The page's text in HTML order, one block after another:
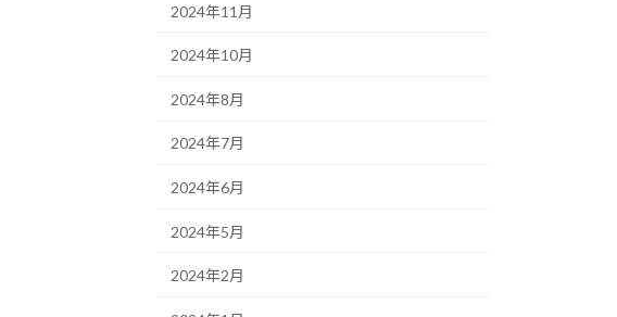
2024年11月
2024年10月
2024年8月
2024年7月
2024年6月
2024年5月
2024年2月